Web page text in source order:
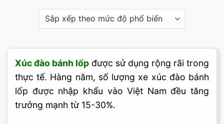
Xúc đào bánh lốp được sử dụng rộng rãi trong
thực tế. Hàng năm, số lượng xe xúc đào bánh
lốp được nhập khẩu vào Việt Nam đều tăng
trưởng mạnh từ 15-30%.